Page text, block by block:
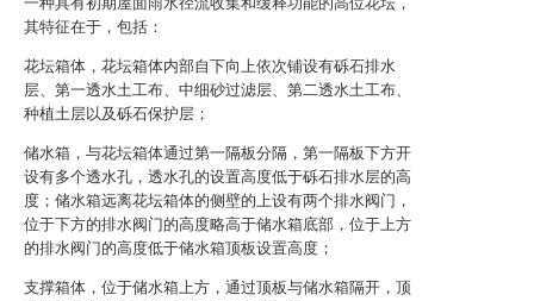
其特征在于，包括：
花坛箱体，花坛箱体内部自下向上依次铺设有砾石排水
层、第一透水土工布、中细砂过滤层、第二透水土工布、
种植土层以及砾石保护层；
储水箱，与花坛箱体通过第一隔板分隔，第一隔板下方开
设有多个透水孔，透水孔的设置高度低于砾石排水层的高
度；储水箱远离花坛箱体的侧壁的上设有两个排水阀门，
位于下方的排水阀门的高度略高于储水箱底部，位于上方
的排水阀门的高度低于储水箱顶板设置高度；
支撑箱体，位于储水箱上方，通过顶板与储水箱隔开，顶